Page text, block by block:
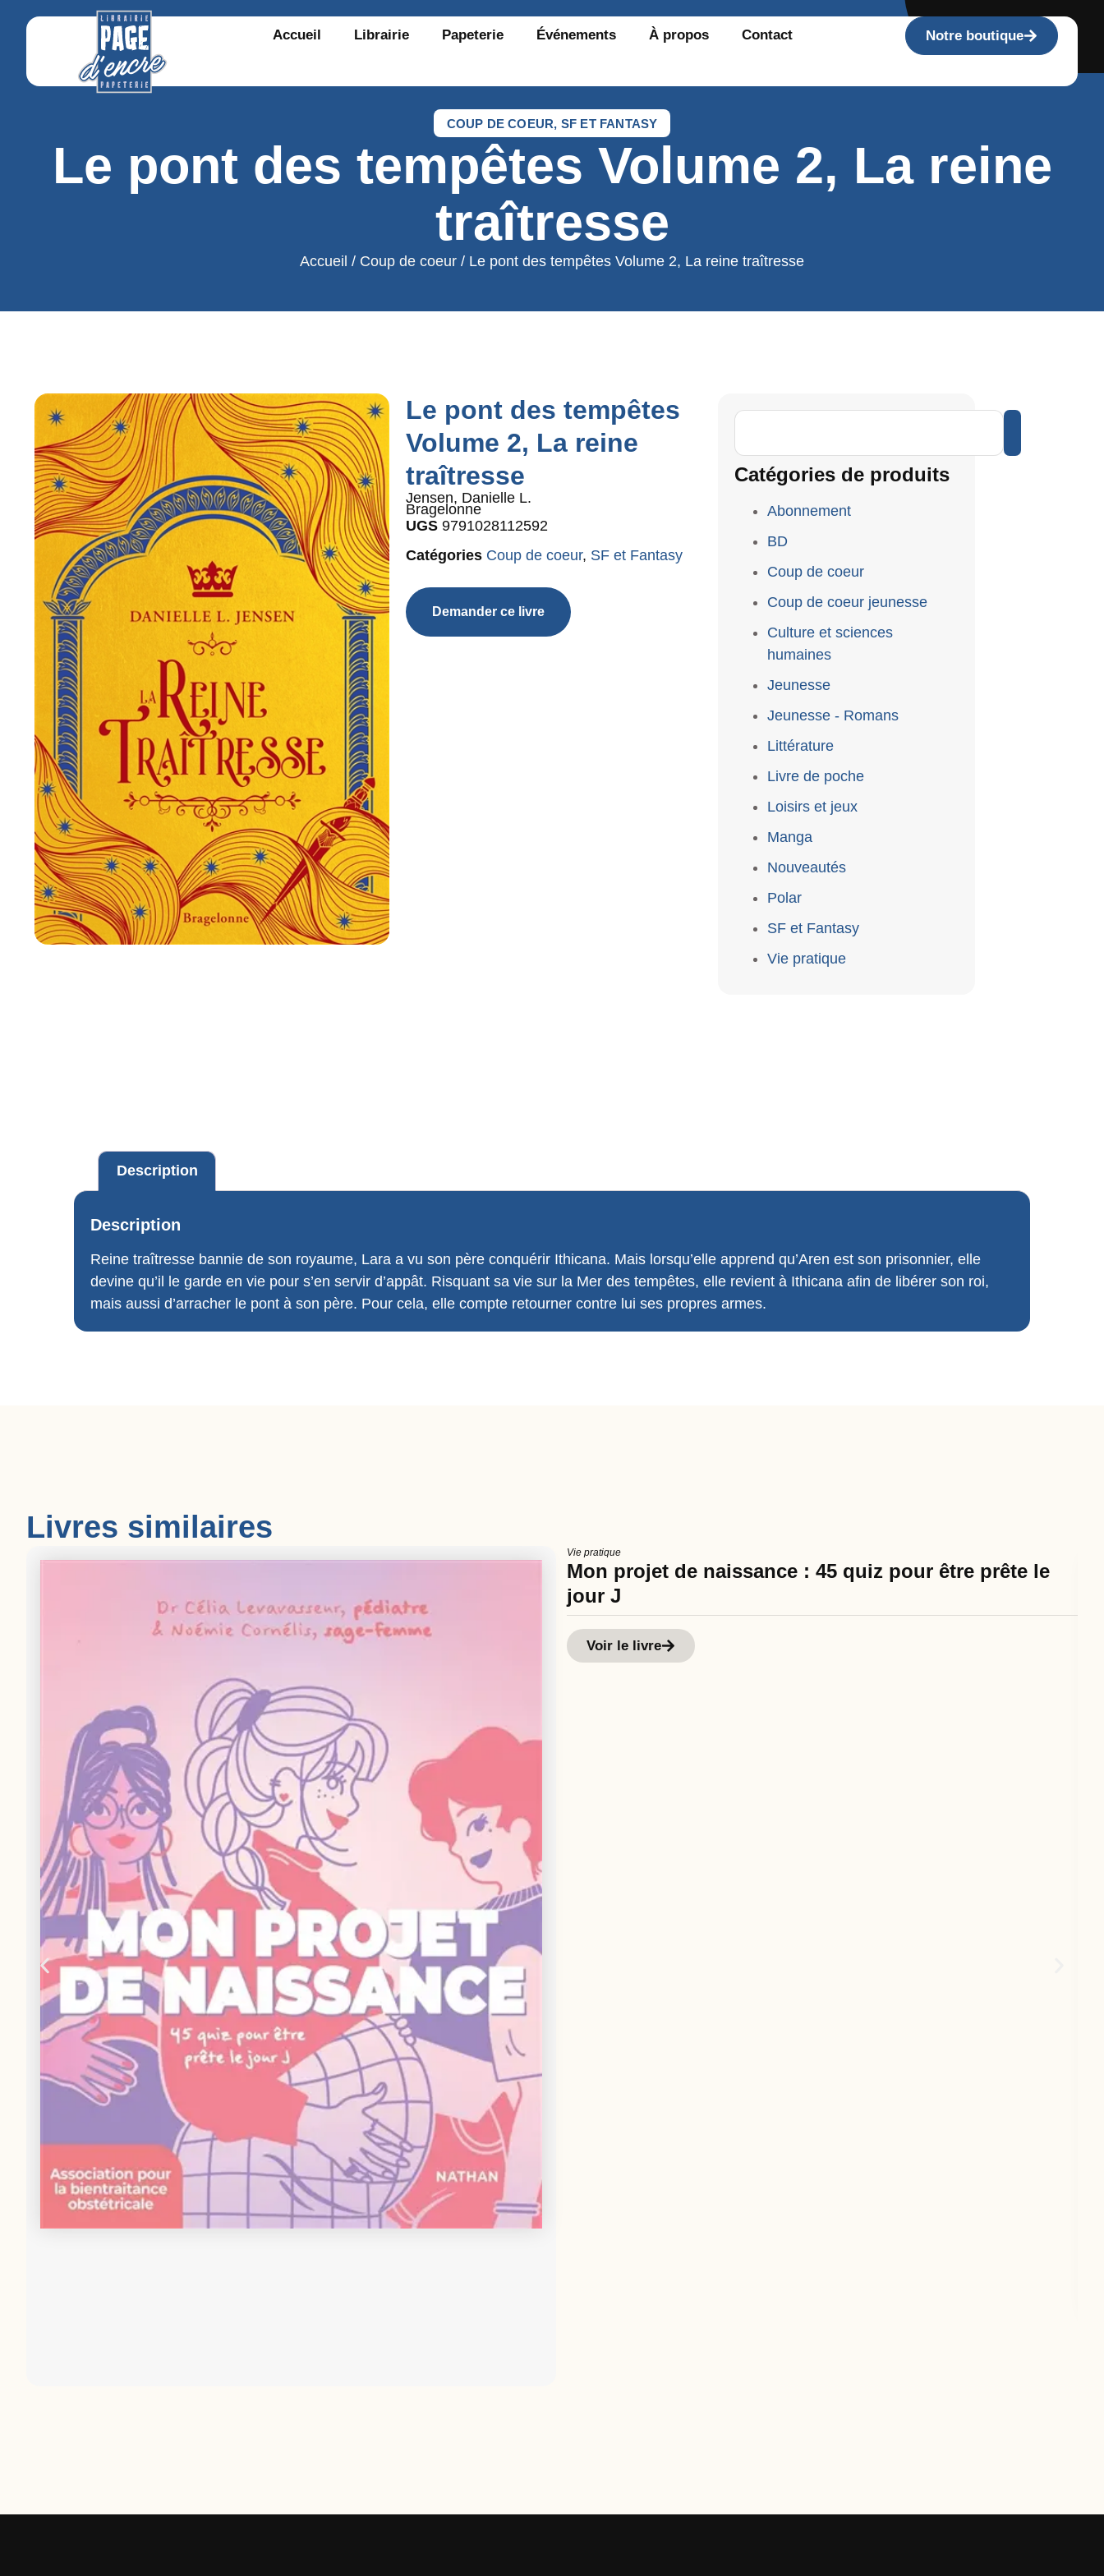
Accueil Librairie Papeterie Événements À propos Contact Notre boutique
COUP DE COEUR, SF ET FANTASY
Le pont des tempêtes Volume 2, La reine
traîtresse
Accueil / Coup de coeur / Le pont des tempêtes Volume 2, La reine traîtresse
Le pont des tempêtes
Volume 2, La reine
traîtresse
Jensen, Danielle L.
Bragelonne
UGS 9791028112592
Catégories Coup de coeur, SF et Fantasy
Demander ce livre
Catégories de produits
Abonnement
BD
Coup de coeur
Coup de coeur jeunesse
Culture et sciences
humaines
Jeunesse
Jeunesse - Romans
Littérature
Livre de poche
Loisirs et jeux
Manga
Nouveautés
Polar
SF et Fantasy
Vie pratique
Description
Description
Reine traîtresse bannie de son royaume, Lara a vu son père conquérir Ithicana. Mais lorsqu’elle apprend qu’Aren est son prisonnier, elle
devine qu’il le garde en vie pour s’en servir d’appât. Risquant sa vie sur la Mer des tempêtes, elle revient à Ithicana afin de libérer son roi,
mais aussi d’arracher le pont à son père. Pour cela, elle compte retourner contre lui ses propres armes.
Livres similaires
Vie pratique
Mon projet de naissance : 45 quiz pour être prête le
jour J
Voir le livre